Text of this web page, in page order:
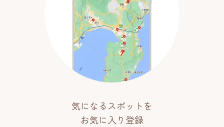
気になるスポットを
お気に入り登録